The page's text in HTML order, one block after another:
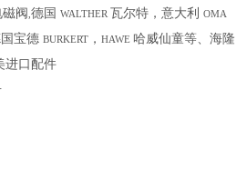
磁阀 ,德国 WALTHER 瓦尔特，意大利 OMA
宝德 BURKERT ，HAWE 哈威仙童等、海隆
进口配件